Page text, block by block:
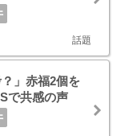
話題
」赤福2個を
で共感の声